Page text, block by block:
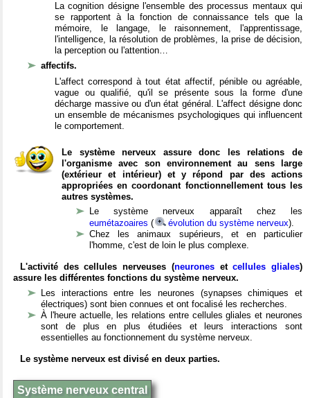
La cognition désigne l'ensemble des processus mentaux qui
se rapportent à la fonction de connaissance tels que la
mémoire, le langage, le raisonnement, l'apprentissage,
l'intelligence, la résolution de problèmes, la prise de décision,
la perception ou l'attention…
affectifs.
L'affect correspond à tout état affectif, pénible ou agréable,
vague ou qualifié, qu'il se présente sous la forme d'une
décharge massive ou d'un état général. L'affect désigne donc
un ensemble de mécanismes psychologiques qui influencent
le comportement.
Le système nerveux assure donc les relations de
l'organisme avec son environnement au sens large
(extérieur et intérieur) et y répond par des actions
appropriées en coordonant fonctionnellement tous les
autres systèmes.
Le système nerveux apparaît chez les
eumétazoaires ( évolution du système nerveux).
Chez les animaux supérieurs, et en particulier
l'homme, c'est de loin le plus complexe.
L'activité des cellules nerveuses (neuronesetcellules gliales)
assure les différentes fonctions du système nerveux.
Les interactions entre les neurones (synapses chimiques et
électriques) sont bien connues et ont focalisé les recherches.
À l'heure actuelle, les relations entre cellules gliales et neurones
sont de plus en plus étudiées et leurs interactions sont
essentielles au fonctionnement du système nerveux.
Le système nerveux est divisé en deux parties.
Système nerveux central